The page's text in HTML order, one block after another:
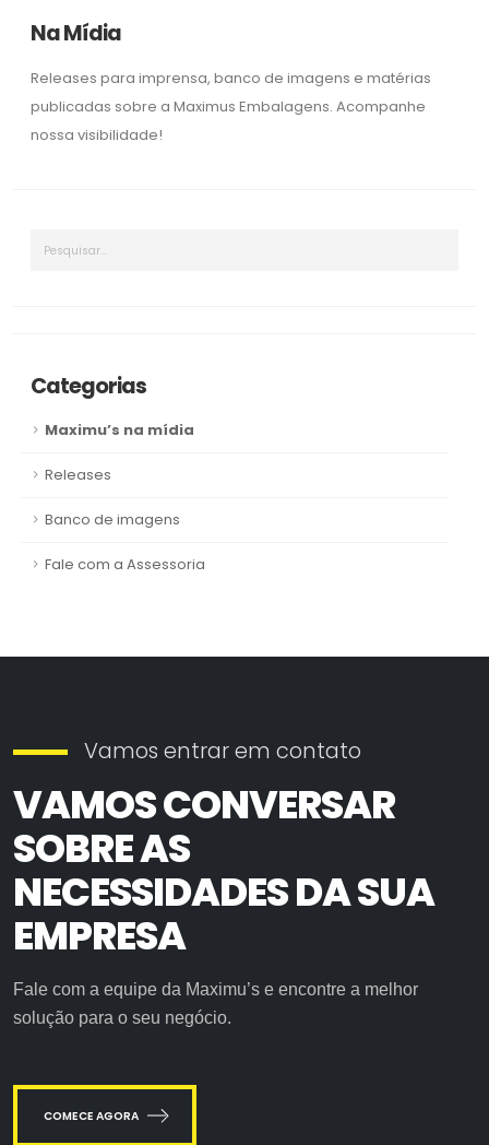
o
k
Na Mídia
Releases para imprensa, banco de imagens e matérias
publicadas sobre a Maximus Embalagens. Acompanhe
nossa visibilidade!
Categorias
Maximu’s na mídia
Releases
Banco de imagens
Fale com a Assessoria
Vamos entrar em contato
VAMOS CONVERSAR
SOBRE AS
NECESSIDADES DA SUA
EMPRESA
Fale com a equipe da Maximu’s e encontre a melhor
solução para o seu negócio.
COMECE AGORA